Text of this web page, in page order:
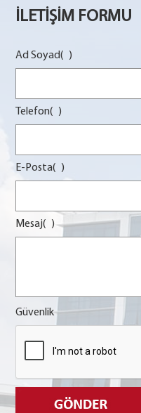
İLETİŞİM FORMU
Ad Soyad( )
Telefon( )
E-Posta( )
Mesaj( )
Güvenlik